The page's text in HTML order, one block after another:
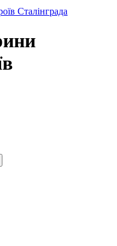
Сталінграда